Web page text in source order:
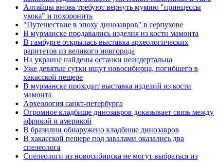
Алтайцы вновь требуют вернуть мумию "принцессы
укока" и похоронить
"Путешествие в эпоху динозавров" в серпухове
В мурманске продавались изделия из кости мамонта
В гамбурге открылась выставка археологических
раритетов из великого новгорода
На украине найдены останки неандертальца
Уже девятые сутки ищут новосибирца, погибшего в
хакасской пещере
В мурманске проходит выставка изделий из кости
мамонта
Археология санкт-петербурга
Огромное кладбище динозавров доказывает связь между
африкой и америкой
В бразилии обнаружено кладбище динозавров
В хакасской пещере под завалами оказались два
спелеолога
Спелеологи из новосибирска не могут выбраться из